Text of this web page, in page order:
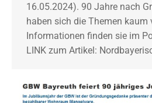
16.05.2024). 90 Jahre nach
haben sich die Themen kaum
Informationen finden sie im
LINK zum Artikel: